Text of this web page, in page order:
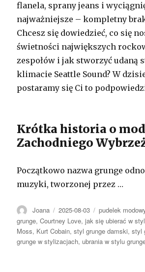
flanela, sprany jeans i
najważniejsze – kompletny
Chcesz się dowiedzieć, co się
świetności największych
zespołów i jak stworzyć udaną
klimacie Seattle Sound? W
postaramy się Ci to
Krótka historia o
Zachodniego
Początkowo nazwa grunge
muzyki, tworzonej przez …
Autor
Joana Opublikowano
2025-08-03 Kategorie
pudelek
grunge,Courtney Love,jak się ubierać w
Moss, Kurt Cobain,styl grunge damski,styl
grunge w stylizacjach, ubrania w stylu